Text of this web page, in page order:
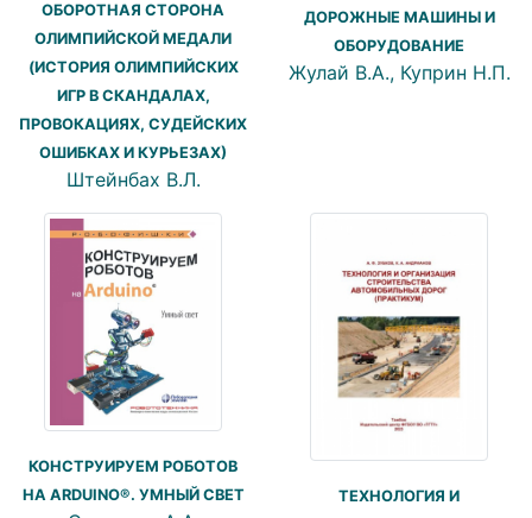
ОБОРОТНАЯ СТОРОНА
ОЛИМПИЙСКОЙ МЕДАЛИ
(ИСТОРИЯ ОЛИМПИЙСКИХ
ИГР В СКАНДАЛАХ,
ПРОВОКАЦИЯХ, СУДЕЙСКИХ
ОШИБКАХ И КУРЬЕЗАХ)
Штейнбах В.Л.
ДОРОЖНЫЕ МАШИНЫ И
ОБОРУДОВАНИЕ
Жулай В.А., Куприн Н.П.
КОНСТРУИРУЕМ РОБОТОВ
НА ARDUINO®. УМНЫЙ СВЕТ
ТЕХНОЛОГИЯ И